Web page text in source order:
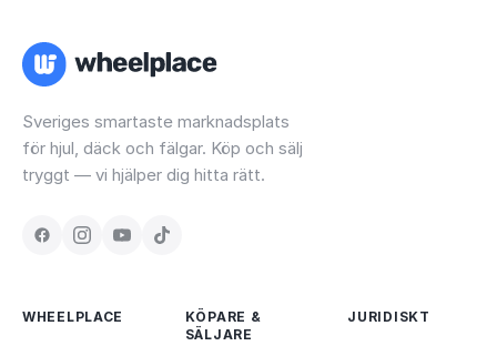
Sveriges smartaste marknadsplats
för hjul, däck och fälgar. Köp och sälj
tryggt — vi hjälper dig hitta rätt.
WHEELPLACE
KÖPARE &
SÄLJARE
JURIDISKT